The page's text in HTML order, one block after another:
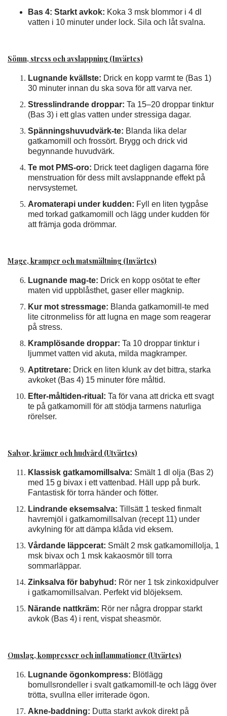
Bas 4: Starkt avkok: Koka 3 msk blommor i 4 dl
vatten i 10 minuter under lock. Sila och låt svalna.
Sömn, stress och avslappning (Invärtes)
Lugnande kvällste: Drick en kopp varmt te (Bas 1)
30 minuter innan du ska sova för att varva ner.
Stresslindrande droppar: Ta 15–20 droppar tinktur
(Bas 3) i ett glas vatten under stressiga dagar.
Spänningshuvudvärk-te: Blanda lika delar
gatkamomill och frossört. Brygg och drick vid
begynnande huvudvärk.
Te mot PMS-oro: Drick teet dagligen dagarna före
menstruation för dess milt avslappnande effekt på
nervsystemet.
Aromaterapi under kudden: Fyll en liten tygpåse
med torkad gatkamomill och lägg under kudden för
att främja goda drömmar.
Mage, kramper och matsmältning (Invärtes)
Lugnande mag-te: Drick en kopp osötat te efter
maten vid uppblåsthet, gaser eller magknip.
Kur mot stressmage: Blanda gatkamomill-te med
lite citronmeliss för att lugna en mage som reagerar
på stress.
Kramplösande droppar: Ta 10 droppar tinktur i
ljummet vatten vid akuta, milda magkramper.
Aptitretare: Drick en liten klunk av det bittra, starka
avkoket (Bas 4) 15 minuter före måltid.
Efter-måltiden-ritual: Ta för vana att dricka ett svagt
te på gatkamomill för att stödja tarmens naturliga
rörelser.
Salvor, krämer och hudvård (Utvärtes)
Klassisk gatkamomillsalva: Smält 1 dl olja (Bas 2)
med 15 g bivax i ett vattenbad. Häll upp på burk.
Fantastisk för torra händer och fötter.
Lindrande eksemsalva: Tillsätt 1 tesked finmalt
havremjöl i gatkamomillsalvan (recept 11) under
avkylning för att dämpa klåda vid eksem.
Vårdande läppcerat: Smält 2 msk gatkamomillolja, 1
msk bivax och 1 msk kakaosmör till torra
sommarläppar.
Zinksalva för babyhud: Rör ner 1 tsk zinkoxidpulver
i gatkamomillsalvan. Perfekt vid blöjeksem.
Närande nattkräm: Rör ner några droppar starkt
avkok (Bas 4) i rent, vispat sheasmör.
Omslag, kompresser och inflammationer (Utvärtes)
Lugnande ögonkompress: Blötlägg
bomullsrondeller i svalt gatkamomill-te och lägg över
trötta, svullna eller irriterade ögon.
Akne-baddning: Dutta starkt avkok direkt på